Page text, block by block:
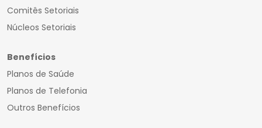
Comitês Setoriais
Núcleos Setoriais
Benefícios
Planos de Saúde
Planos de Telefonia
Outros Benefícios